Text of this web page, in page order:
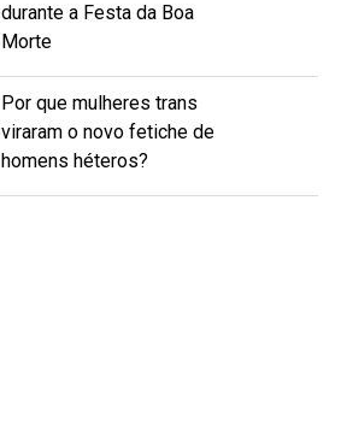
durante a Festa da Boa
Morte
Por que mulheres trans
viraram o novo fetiche de
homens héteros?